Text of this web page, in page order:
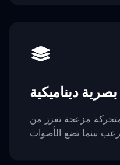
ديناميكية
مزعجة تعزز من